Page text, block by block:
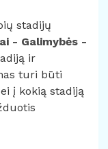
stadijų
- Galimybės -
ir
turi būti
į kokią stadiją